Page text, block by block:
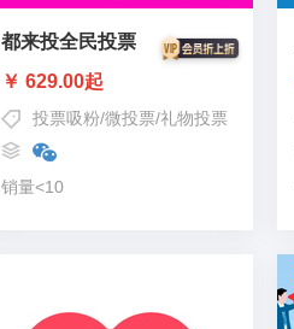
都来投全民投票
￥ 629.00起
投票吸粉/微投票/礼物投票
销量<10